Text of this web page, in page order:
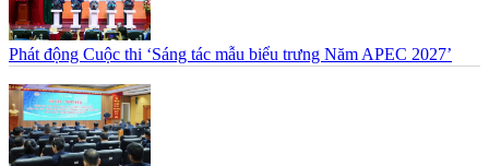
Phát động Cuộc thi ‘Sáng tác mẫu biểu trưng Năm APEC 2027’